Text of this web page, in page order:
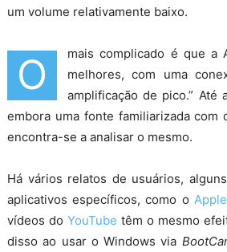
um volume relativamente baixo.
O
mais complicado é que a
melhores, com uma
amplificação de pico.” Até
embora uma fonte familiarizada
encontra-se a analisar o mesmo.
Há vários relatos de usuários,
aplicativos específicos, como o
vídeos do YouTube têm o mesmo
disso ao usar o Windows via